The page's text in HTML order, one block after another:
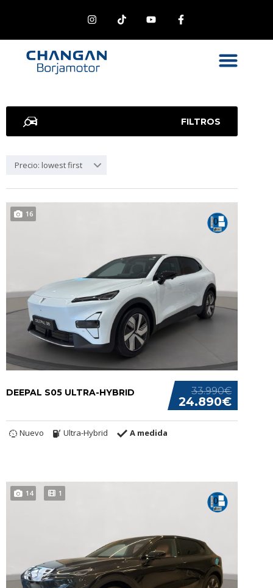
FILTROS
Precio: lowest first
16
33.990€
24.890€
DEEPAL S05 ULTRA-HYBRID
Nuevo Ultra-Hybrid A medida
14 1